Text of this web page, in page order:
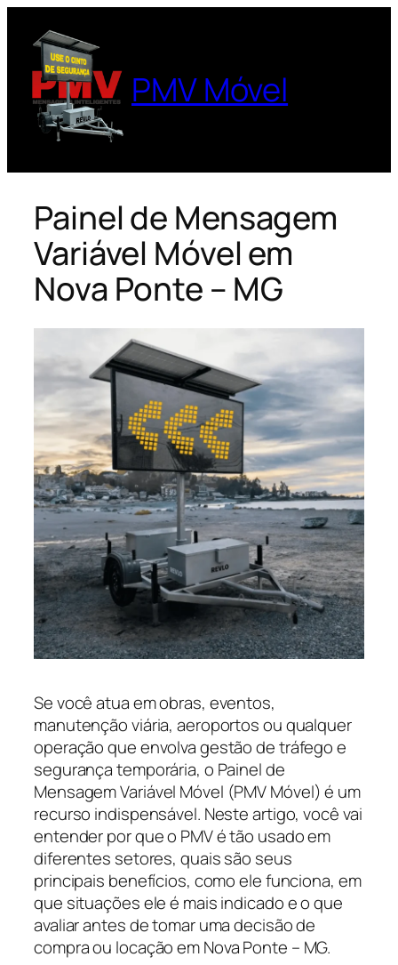
para
conteúdo
PMV Móvel
Painel de Mensagem
Variável Móvel em
Nova Ponte – MG
Se você atua em obras, eventos,
manutenção viária, aeroportos ou qualquer
operação que envolva gestão de tráfego e
segurança temporária, o Painel de
Mensagem Variável Móvel (PMV Móvel) é um
recurso indispensável. Neste artigo, você vai
entender por que o PMV é tão usado em
diferentes setores, quais são seus
principais benefícios, como ele funciona, em
que situações ele é mais indicado e o que
avaliar antes de tomar uma decisão de
compra ou locação em Nova Ponte – MG.